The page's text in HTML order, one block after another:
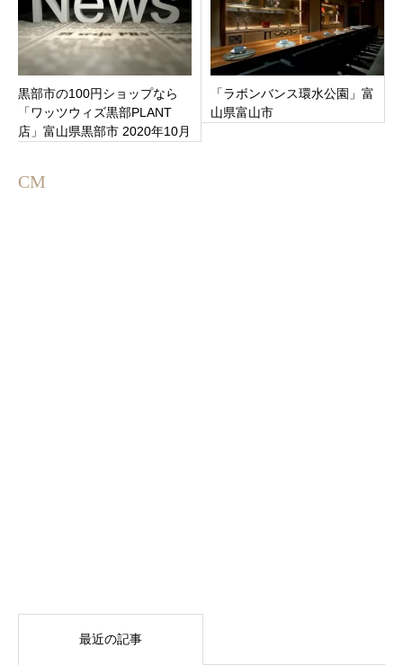
黒部市の100円ショップなら
「ワッツウィズ黒部PLANT
店」富山県黒部市 2020年10月
「ラボンバンス環水公園」富
山県富山市
CM
最近の記事